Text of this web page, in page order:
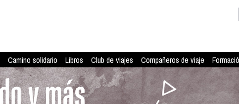
Camino solidario Libros Club de viajes Compañeros de viaje